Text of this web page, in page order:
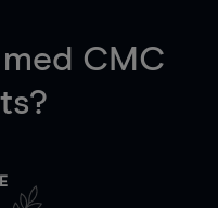
med CMC